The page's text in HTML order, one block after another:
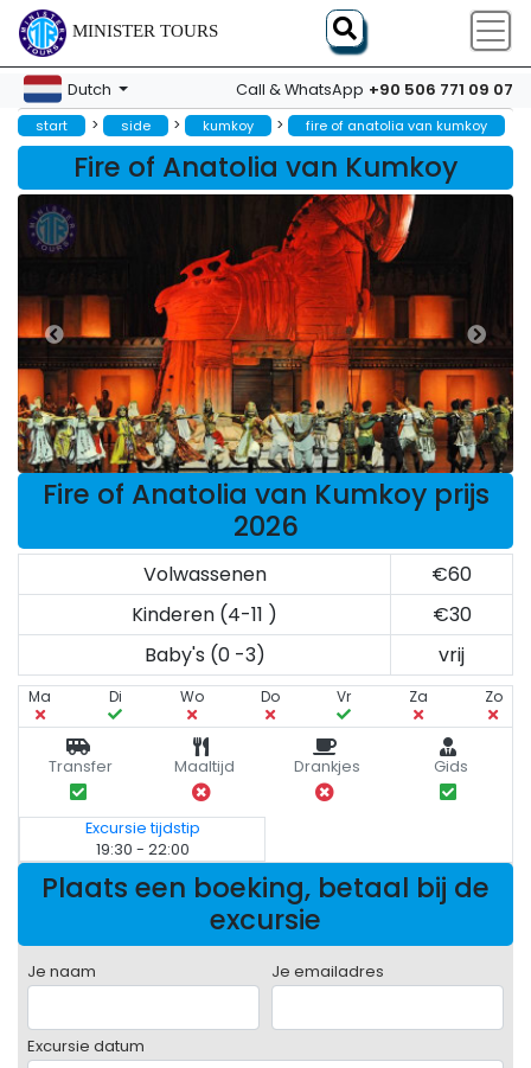
MINISTER TOURS
Dutch Call & WhatsApp +90 506 771 09 07
start > side > kumkoy > fire of anatolia van kumkoy
Fire of Anatolia van Kumkoy
Fire of Anatolia van Kumkoy prijs
2026
Volwassenen
€60
Kinderen (4-11 )
€30
Baby's (0 -3)
vrij
Ma Di Wo Do Vr Za Zo
Transfer Maaltijd Drankjes Gids
Excursie tijdstip
19:30 - 22:00
Plaats een boeking, betaal bij de
excursie
Je naam Je emailadres
Excursie datum